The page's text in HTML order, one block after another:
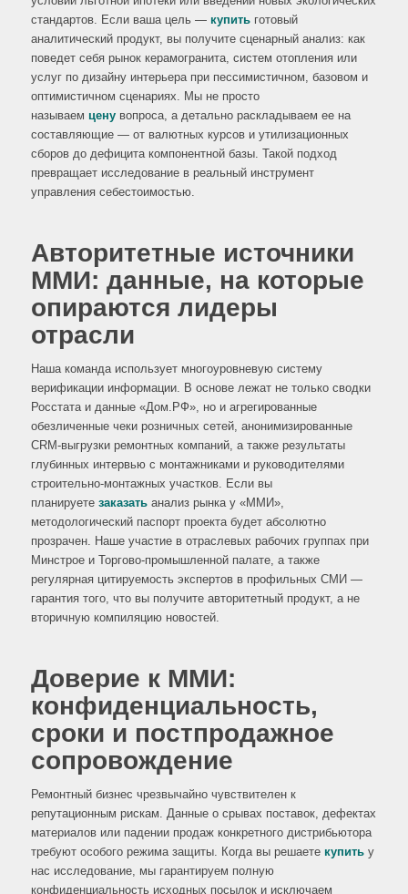
стандартов. Если ваша цель — купитьготовый
аналитический продукт, вы получите сценарный анализ: как
поведет себя рынок керамогранита, систем отопления или
услуг по дизайну интерьера при пессимистичном, базовом и
оптимистичном сценариях. Мы не просто
называем ценувопроса, а детально раскладываем ее на
составляющие — от валютных курсов и утилизационных
сборов до дефицита компонентной базы. Такой подход
превращает исследование в реальный инструмент
управления себестоимостью.
Авторитетные источники
ММИ: данные, на которые
опираются лидеры
отрасли
Наша команда использует многоуровневую систему
верификации информации. В основе лежат не только сводки
Росстата и данные «Дом.РФ», но и агрегированные
обезличенные чеки розничных сетей, анонимизированные
CRM-выгрузки ремонтных компаний, а также результаты
глубинных интервью с монтажниками и руководителями
строительно-монтажных участков. Если вы
планируете заказатьанализ рынка у «ММИ»,
методологический паспорт проекта будет абсолютно
прозрачен. Наше участие в отраслевых рабочих группах при
Минстрое и Торгово-промышленной палате, а также
регулярная цитируемость экспертов в профильных СМИ —
гарантия того, что вы получите авторитетный продукт, а не
вторичную компиляцию новостей.
Доверие к ММИ:
конфиденциальность,
сроки и постпродажное
сопровождение
Ремонтный бизнес чрезвычайно чувствителен к
репутационным рискам. Данные о срывах поставок, дефектах
материалов или падении продаж конкретного дистрибьютора
требуют особого режима защиты. Когда вы решаете купитьу
нас исследование, мы гарантируем полную
конфиденциальность исходных посылок и исключаем